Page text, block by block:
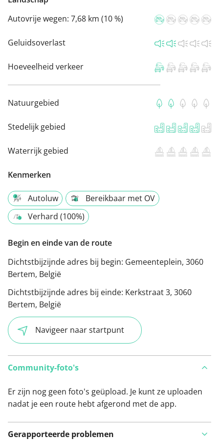
Autovrije wegen: 7,68 km (10 %)
Geluidsoverlast
Hoeveelheid verkeer
Natuurgebied
Stedelijk gebied
Waterrijk gebied
Kenmerken
Autoluw
Bereikbaar met OV
Verhard (100%)
Begin en einde van de route
Dichtstbijzijnde adres bij begin: Gemeenteplein, 3060
Bertem, België
Dichtstbijzijnde adres bij einde: Kerkstraat 3, 3060
Bertem, België
Navigeer naar startpunt
Community-foto's
Er zijn nog geen foto's geüpload. Je kunt ze uploaden
nadat je een route hebt afgerond met de app.
Gerapporteerde problemen